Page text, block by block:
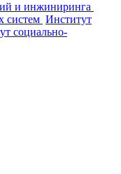
и инжиниринга
систем Институт
социально-